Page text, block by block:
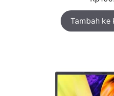
Tambah ke